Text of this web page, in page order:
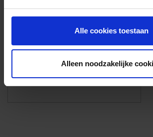
Alle cookies toestaan
Alleen noodzakelijke
Foto’s ({{photos.length}})